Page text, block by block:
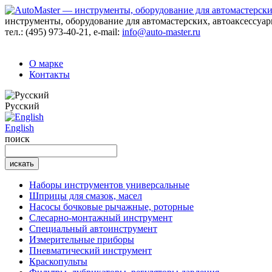
инструменты, оборудование для автомастерских,
тел.: (495) 973-40-21 , e-mail: info@auto-master.ru
О марке
Контакты
Русский
English
поиск
Наборы инструментов универсальные
Шприцы для смазок, масел
Насосы бочковые рычажные, роторные
Слесарно-монтажный инструмент
Специальный автоинструмент
Измерительные приборы
Пневматический инструмент
Краскопульты